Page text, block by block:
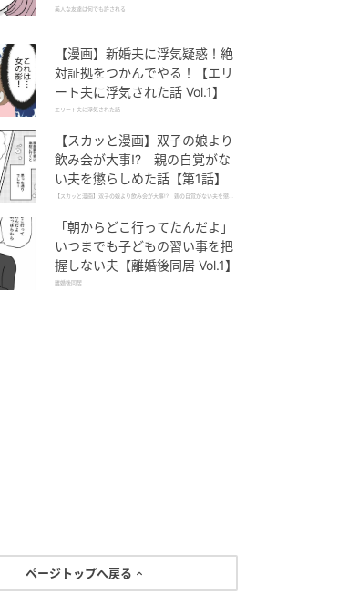
美人な友達は何でも許される
【漫画】新婚夫に浮気疑惑！絶
対証拠をつかんでやる！【エリ
ート夫に浮気された話 Vol.1】
エリート夫に浮気された話
【スカッと漫画】双子の娘より
飲み会が大事!? 親の自覚がな
い夫を懲らしめた話【第1話】
【スカッと漫画】双子の娘より飲み会が大事!? 親の自覚がない夫を懲ら
「朝からどこ行ってたんだよ」
いつまでも子どもの習い事を把
握しない夫【離婚後同居 Vol.1】
離婚後同居
ページトップへ戻る